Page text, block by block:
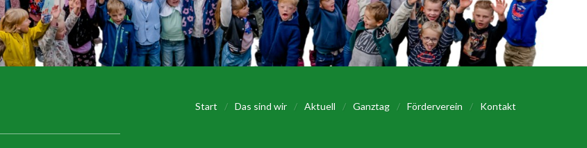
Start / Das sind wir / Aktuell / Ganztag / Förderverein / Kontakt